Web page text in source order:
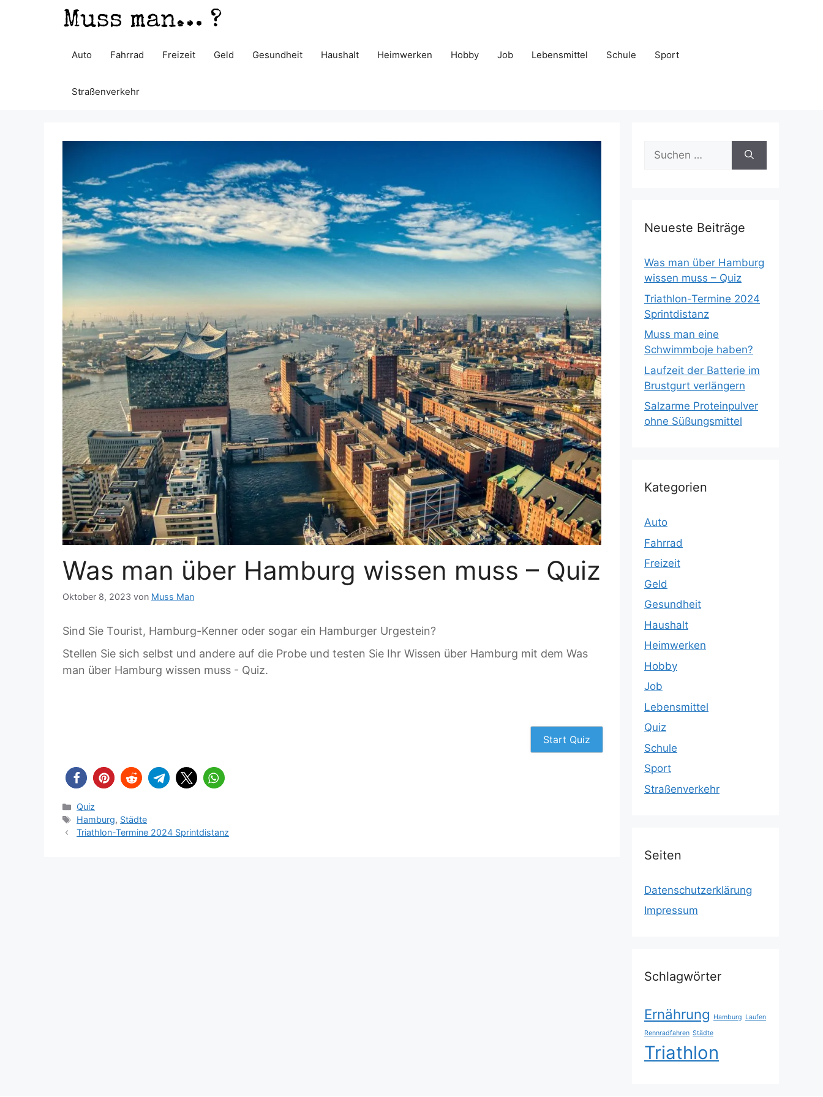
Auto Fahrrad Freizeit Geld Gesundheit Haushalt Heimwerken Hobby Job Lebensmittel Schule Sport
Straßenverkehr
Was man über Hamburg wissen muss – Quiz
Oktober 8, 2023 von Muss Man
Sind Sie Tourist, Hamburg-Kenner oder sogar ein Hamburger Urgestein?
Stellen Sie sich selbst und andere auf die Probe und testen Sie Ihr Wissen über Hamburg mit dem Was
man über Hamburg wissen muss - Quiz.
Start Quiz
Kategorien
Quiz
Schlagwörter
Hamburg, Städte
Triathlon-Termine 2024 Sprintdistanz
Suchen
nach:
Neueste Beiträge
Was man über Hamburg
wissen muss – Quiz
Triathlon-Termine 2024
Sprintdistanz
Muss man eine
Schwimmboje haben?
Laufzeit der Batterie im
Brustgurt verlängern
Salzarme Proteinpulver
ohne Süßungsmittel
Kategorien
Auto
Fahrrad
Freizeit
Geld
Gesundheit
Haushalt
Heimwerken
Hobby
Job
Lebensmittel
Quiz
Schule
Sport
Straßenverkehr
Seiten
Datenschutz­erklärung
Impressum
Schlagwörter
Ernährung Hamburg Laufen
Rennradfahren Städte
Triathlon